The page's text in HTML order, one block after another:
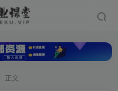
正文